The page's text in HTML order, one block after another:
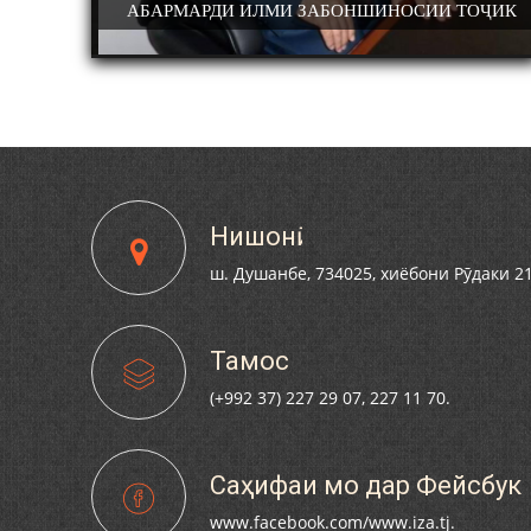
АБАРМАРДИ ИЛМИ ЗАБОНШИНОСИИ ТОҶИК
БАХШИДА БА
НИШАСТИ НАВБАТИИ МАҲФИЛИ
НАЗАРИИ "СУХАНСАНҶӢ" БАРГУЗОР
Нишонӣ
ш. Душанбе, 734025, хиёбони Рӯдаки 21
Тамос
(+992 37) 227 29 07, 227 11 70.
Саҳифаи мо дар Фейсбук
www.facebook.com/www.iza.tj.